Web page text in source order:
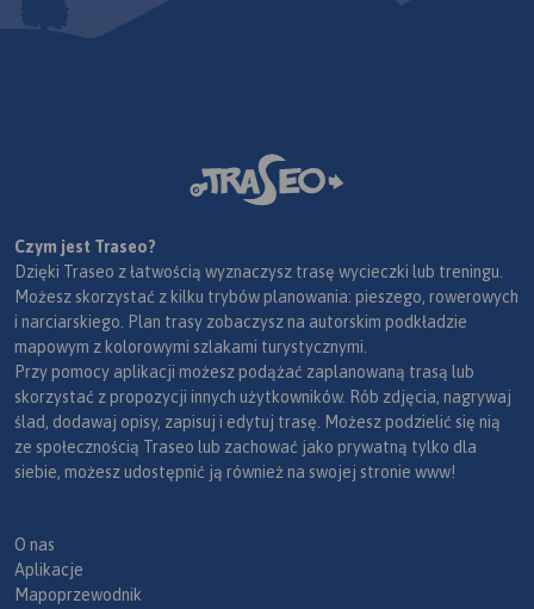
Czym jest Traseo?
Dzięki Traseo z łatwością wyznaczysz trasę wycieczki lub treningu.
Możesz skorzystać z kilku trybów planowania: pieszego, rowerowych
i narciarskiego. Plan trasy zobaczysz na autorskim podkładzie
mapowym z kolorowymi szlakami turystycznymi.
Przy pomocy aplikacji możesz podążać zaplanowaną trasą lub
skorzystać z propozycji innych użytkowników. Rób zdjęcia, nagrywaj
ślad, dodawaj opisy, zapisuj i edytuj trasę. Możesz podzielić się nią
ze społecznością Traseo lub zachować jako prywatną tylko dla
siebie, możesz udostępnić ją również na swojej stronie www!
O nas
Aplikacje
Mapoprzewodnik